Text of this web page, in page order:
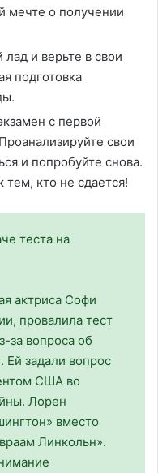
мечте о получении
и верьте в свои
подготовка
с первой
свои
и попробуйте снова.
тем, кто не сдается!
теста на
актриса Софи
провалила тест
за вопроса об
Ей задали вопрос
США во
Лорен
вместо
Линкольн».